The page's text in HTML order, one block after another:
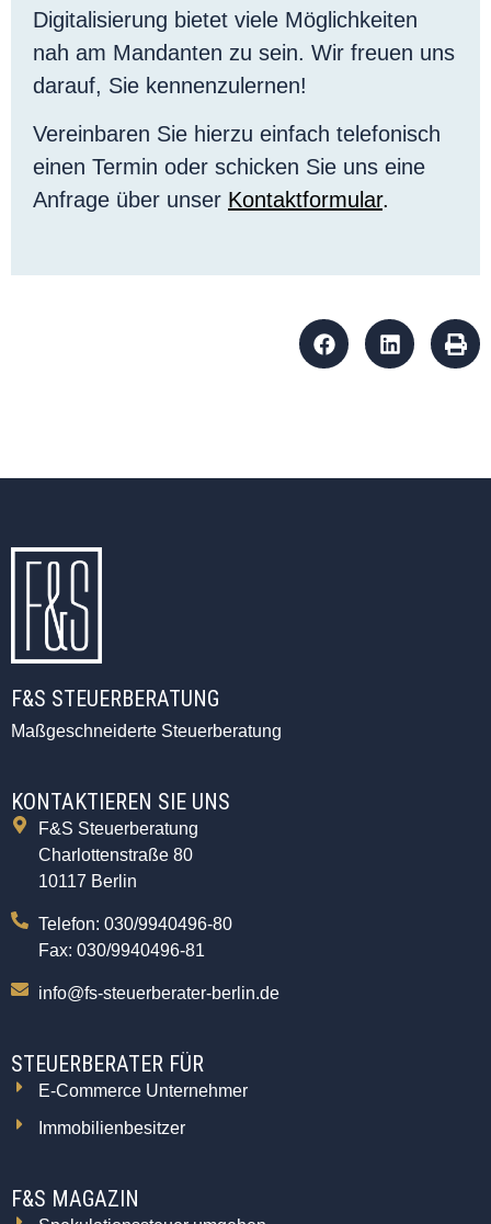
Digitalisierung bietet viele Möglichkeiten
nah am Mandanten zu sein. Wir freuen uns
darauf, Sie kennenzulernen!
Vereinbaren Sie hierzu einfach telefonisch
einen Termin oder schicken Sie uns eine
Anfrage über unser Kontaktformular.
F&S STEUERBERATUNG
Maßgeschneiderte Steuerberatung
KONTAKTIEREN SIE UNS
F&S Steuerberatung
Charlottenstraße 80
10117 Berlin
Telefon: 030/9940496-80
Fax: 030/9940496-81
info@fs-steuerberater-berlin.de
STEUERBERATER FÜR
E-Commerce Unternehmer
Immobilienbesitzer
F&S MAGAZIN